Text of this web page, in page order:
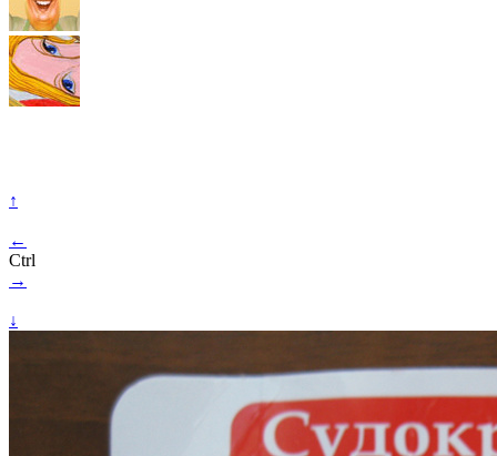
↑
←
Ctrl
→
↓